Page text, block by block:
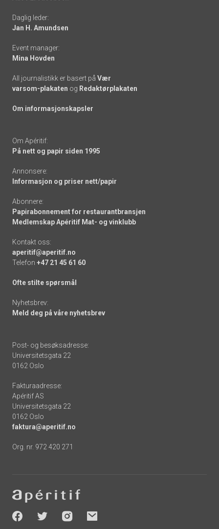
links
Daglig leder:
Jan H. Amundsen
Event manager:
Mina Hovden
All journalistikk er basert på Vær
varsom-plakaten og Redaktørplakaten
Om informasjonskapsler
Om Apéritif:
På nett og papir siden 1995
Annonsere:
Informasjon og priser nett/papir
Abonnere:
Papirabonnement for restaurantbransjen
Medlemskap Apéritif Mat- og vinklubb
Kontakt oss:
aperitif@aperitif.no
Telefon +47 21 45 61 60
Ofte stilte spørsmål
Nyhetsbrev:
Meld deg på våre nyhetsbrev
Post- og besøksadresse:
Universitetsgata 22
0162 Oslo
Fakturaadresse:
Apéritif AS
Universitetsgata 22
0162 Oslo
faktura@aperitif.no
Org. nr. 972 420 271
-
socials